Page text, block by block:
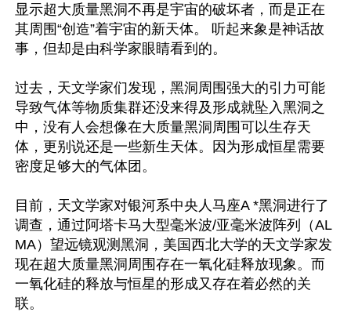
显示超大质量黑洞不再是宇宙的破坏者，而是正在
其周围“创造”着宇宙的新天体。 听起来象是神话故
事，但却是由科学家眼睛看到的。
过去，天文学家们发现，黑洞周围强大的引力可能
导致气体等物质集群还没来得及形成就坠入黑洞之
中，没有人会想像在大质量黑洞周围可以生存天
体，更别说还是一些新生天体。因为形成恒星需要
密度足够大的气体团。
目前，天文学家对银河系中央人马座A *黑洞进行了
调查，通过阿塔卡马大型毫米波/亚毫米波阵列（AL
MA）望远镜观测黑洞，美国西北大学的天文学家发
现在超大质量黑洞周围存在一氧化硅释放现象。而
一氧化硅的释放与恒星的形成又存在着必然的关
联。